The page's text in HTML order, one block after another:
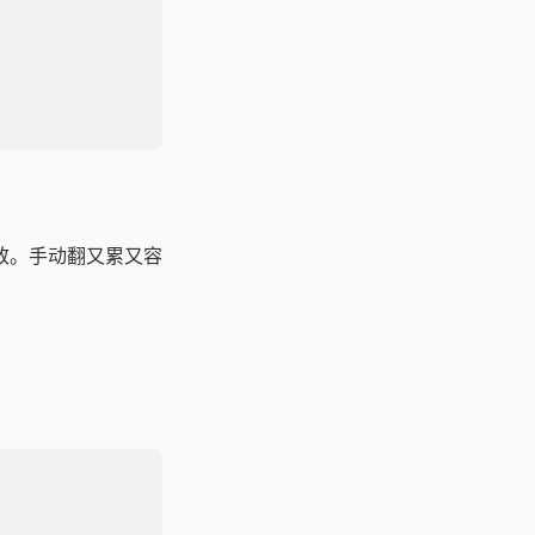
。手动翻又累又容